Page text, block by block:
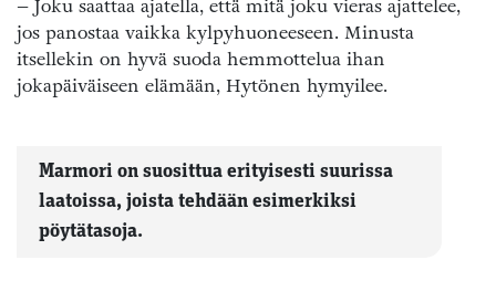
– Joku saattaa ajatella, että mitä joku vieras ajattelee,
jos panostaa vaikka kylpyhuoneeseen. Minusta
itsellekin on hyvä suoda hemmottelua ihan
jokapäiväiseen elämään, Hytönen hymyilee.
Marmori on suosittua erityisesti suurissa
laatoissa, joista tehdään esimerkiksi
pöytätasoja.